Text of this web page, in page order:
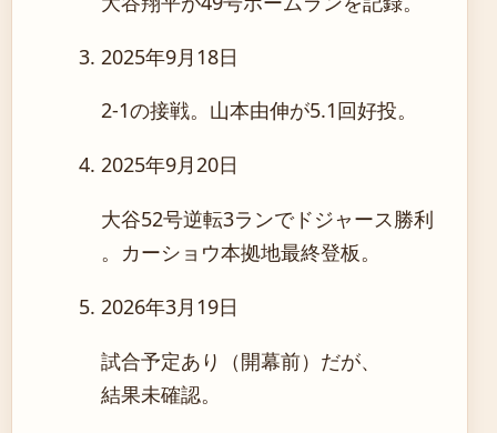
2025年9月18日
2-1の接戦。山本由伸が5.1回好投。
2025年9月20日
大谷52号逆転3ランでドジャース勝利
。カーショウ本拠地最終登板。
2026年3月19日
試合予定あり（開幕前）だが、
結果未確認。